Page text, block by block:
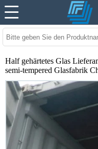
Half gehärtetes Glas
semi-tempered Glasfabrik